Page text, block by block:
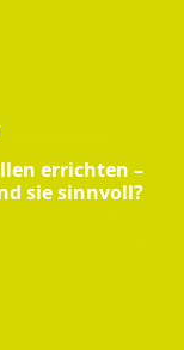
errichten –
sie sinnvoll?